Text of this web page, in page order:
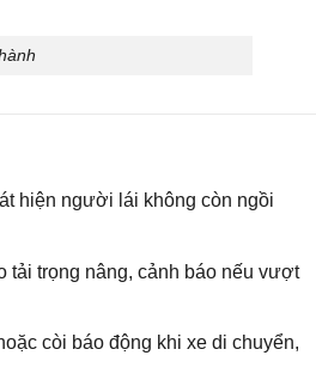
hiện người lái không còn ngồi
tải trọng nâng, cảnh báo nếu vượt
còi báo động khi xe di chuyển,